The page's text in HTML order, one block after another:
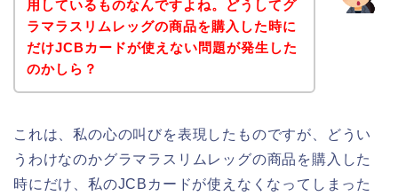
用しているものなんですよね。どうしてグ
ラマラスリムレッグの商品を購入した時に
だけJCBカードが使えない問題が発生した
のかしら？
これは、私の心の叫びを表現したものですが、どうい
うわけなのかグラマラスリムレッグの商品を購入した
時にだけ、私のJCBカードが使えなくなってしまった